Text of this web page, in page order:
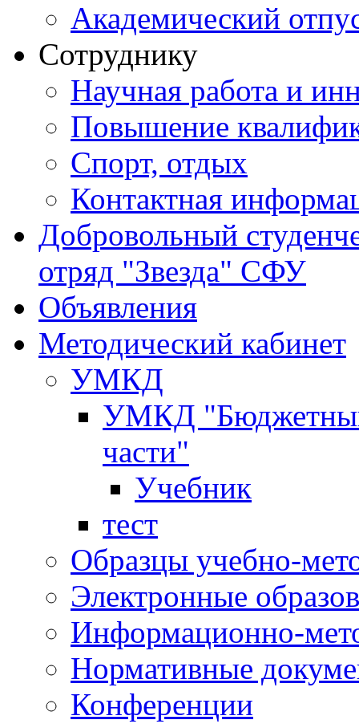
Академический
Сотруднику
Научная работа и
Повышение
Спорт, отдых
Контактная
Добровольный
отряд "Звезда" СФУ
Объявления
Методический кабинет
УМКД
УМКД "Бюджетный
части"
Учебник
тест
Образцы учебно-
Электронные
Информационно-
Нормативные
Конференции